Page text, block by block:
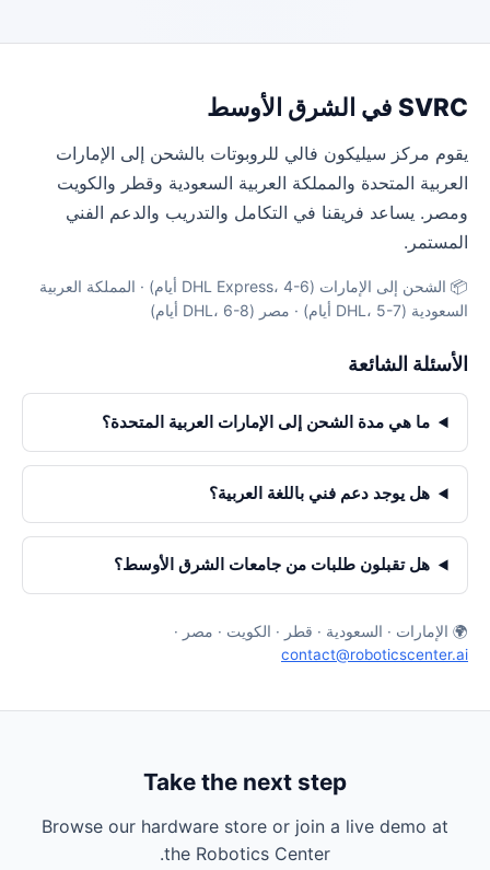
SVRC في الشرق الأوسط
يقوم مركز سيليكون فالي للروبوتات بالشحن إلى الإمارات
العربية المتحدة والمملكة العربية السعودية وقطر والكويت
ومصر. يساعد فريقنا في التكامل والتدريب والدعم الفني
المستمر.
📦 الشحن إلى الإمارات (DHL Express، 4-6 أيام) · المملكة العربية
السعودية (DHL، 5-7 أيام) · مصر (DHL، 6-8 أيام)
الأسئلة الشائعة
ما هي مدة الشحن إلى الإمارات العربية المتحدة؟
هل يوجد دعم فني باللغة العربية؟
هل تقبلون طلبات من جامعات الشرق الأوسط؟
🌍 الإمارات · السعودية · قطر · الكويت · مصر ·
contact@roboticscenter.ai
Take the next step
Browse our hardware store or join a live demo at
the Robotics Center.